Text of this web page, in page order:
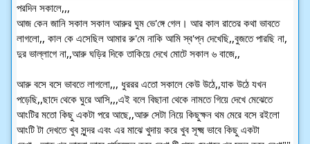
পরদিন সকালে,,,
আজ কেন জানি সকাল সকাল আরুর ঘুম ভে'ঙ্গে গেল। আর কাল রাতের কথা ভাবতে
লাগলো,, কাল কে এসেছিল আমার রু'মে নাকি আমি স্ব'প্ন দেখেছি,,বুজতে পারছি না,
দুর ভাল্লাগে না,,আরু ঘড়ির দিকে তাকিয়ে দেখে মোটে সকাল ৬ বাজে,,
আরু বসে বসে ভাবতে লাগলো,,, ধুররর এতো সকালে কেউ উঠে,,যাক উঠে যখন
পড়েছি,,ছাদে থেকে ঘুরে আসি,,,এই বলে বিছানা থেকে নামতে গিয়ে দেখে মেঝেতে
আংটির মতো কিছু একটা পরে আছে,,আরু সেটা নিয়ে কিছুক্ষন থম মেরে বসে রইলো
আংটি টা দেখতে খুব সুন্দর এবং এর মাঝে খুদায় করে খুব সূক্ষ্ম ভাবে কিছু একটা